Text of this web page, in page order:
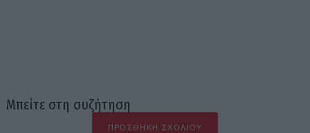
Μπείτε στη συζήτηση
ΠΡΟΣΘΉΚΗ ΣΧΟΛΊΟΥ